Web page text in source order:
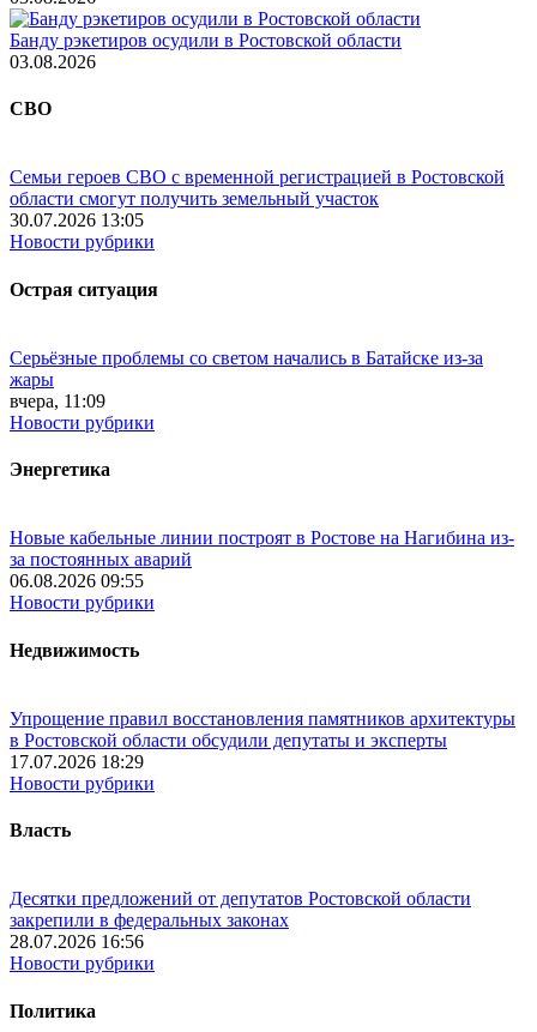
Банду рэкетиров осудили в Ростовской области
03.08.2026
СВО
Семьи героев СВО с временной регистрацией в Ростовской
области смогут получить земельный участок
30.07.2026 13:05
Новости рубрики
Острая ситуация
Серьёзные проблемы со светом начались в Батайске из-за
жары
вчера, 11:09
Новости рубрики
Энергетика
Новые кабельные линии построят в Ростове на Нагибина из-
за постоянных аварий
06.08.2026 09:55
Новости рубрики
Недвижимость
Упрощение правил восстановления памятников архитектуры
в Ростовской области обсудили депутаты и эксперты
17.07.2026 18:29
Новости рубрики
Власть
Десятки предложений от депутатов Ростовской области
закрепили в федеральных законах
28.07.2026 16:56
Новости рубрики
Политика